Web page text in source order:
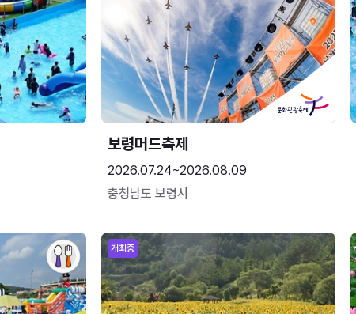
보령머드축제
2026.07.24~2026.08.09
충청남도 보령시
개최중